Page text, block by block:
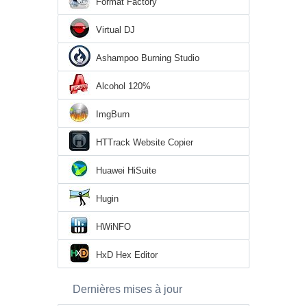
Virtual DJ
Ashampoo Burning Studio
Alcohol 120%
ImgBurn
HTTrack Website Copier
Huawei HiSuite
Hugin
HWiNFO
HxD Hex Editor
Dernières mises à jour